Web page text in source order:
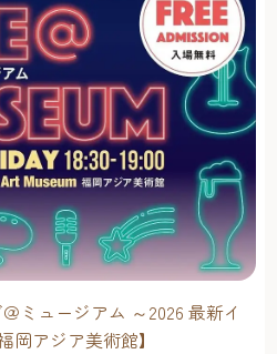
ミュージアム ～2026 最新イ
アジア美術館】